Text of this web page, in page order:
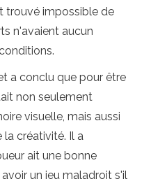
trouvé impossible de
n'avaient aucun
a conclu que pour être
non seulement
visuelle, mais aussi
la créativité. Il a
ait une bonne
un jeu maladroit s'il